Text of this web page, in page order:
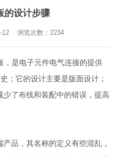
的设计步骤
12 浏览次数： 2234
，是电子元件电气连接的提供
；它的设计主要是版面设计；
了布线和装配中的错误，提高
品，其名称的定义有些混乱，